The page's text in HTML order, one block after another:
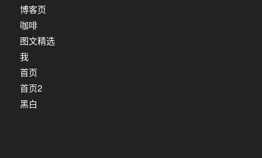
博客页
咖啡
图文精选
我
首页
首页2
黑白